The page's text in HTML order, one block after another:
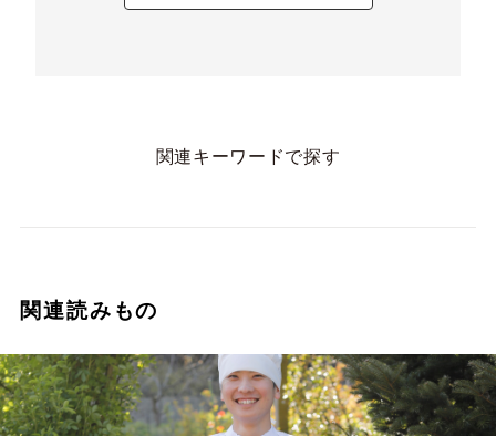
関連キーワードで探す
関連読みもの